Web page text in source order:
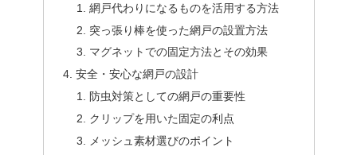
網戸代わりになるものを活用する方法
突っ張り棒を使った網戸の設置方法
マグネットでの固定方法とその効果
安全・安心な網戸の設計
防虫対策としての網戸の重要性
クリップを用いた固定の利点
メッシュ素材選びのポイント